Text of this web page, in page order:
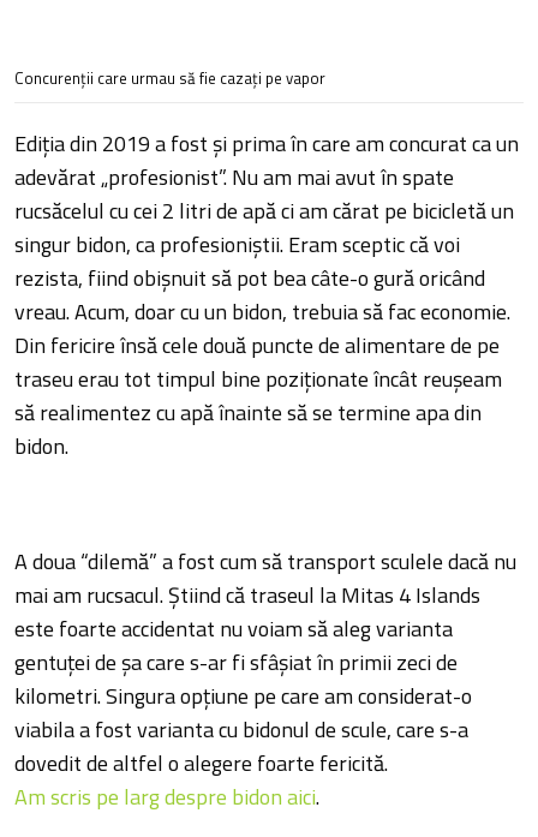
Concurenţii care urmau să fie cazaţi pe vapor
Ediţia din 2019 a fost şi prima în care am concurat ca un
adevărat „profesionist”. Nu am mai avut în spate
rucsăcelul cu cei 2 litri de apă ci am cărat pe bicicletă un
singur bidon, ca profesioniştii. Eram sceptic că voi
rezista, fiind obişnuit să pot bea câte-o gură oricând
vreau. Acum, doar cu un bidon, trebuia să fac economie.
Din fericire însă cele două puncte de alimentare de pe
traseu erau tot timpul bine poziţionate încât reuşeam
să realimentez cu apă înainte să se termine apa din
bidon.
A doua “dilemă” a fost cum să transport sculele dacă nu
mai am rucsacul. Ştiind că traseul la Mitas 4 Islands
este foarte accidentat nu voiam să aleg varianta
gentuţei de şa care s-ar fi sfâşiat în primii zeci de
kilometri. Singura opţiune pe care am considerat-o
viabila a fost varianta cu bidonul de scule, care s-a
dovedit de altfel o alegere foarte fericită.
Am scris pe larg despre bidon aici.